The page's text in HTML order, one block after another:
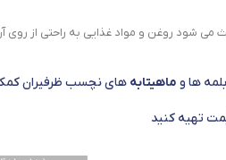
شود روغن و مواد غذایی به راحتی از روی
ها و ماهیتابه های نچسب ظرفیران کمک
تهیه کنید